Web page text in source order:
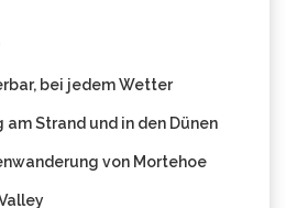
bei jedem Wetter
Strand und in den Dünen
von Mortehoe